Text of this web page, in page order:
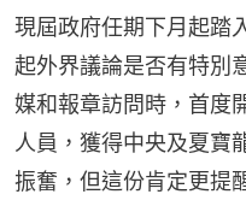
現屆政府任期下月起踏
起外界議論是否有特別
媒和報章訪問時，首度
人員，獲得中央及夏寶
振奮，但這份肯定更提